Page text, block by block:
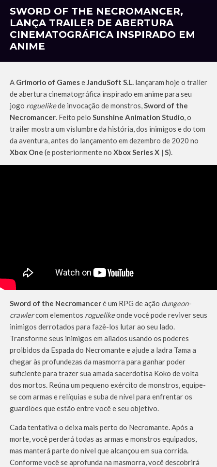
SWORD OF THE NECROMANCER,
LANÇA TRAILER DE ABERTURA
CINEMATOGRÁFICA INSPIRADO EM
ANIME
A Grimorio of GameseJanduSoft S.L. lançaram hoje o trailer
de abertura cinematográfica inspirado em anime para seu
jogo roguelikede invocação de monstros,Sword of the
Necromancer. Feito pelo Sunshine Animation Studio, o
trailer mostra um vislumbre da história, dos inimigos e do tom
da aventura, antes do lançamento em dezembro de 2020 no
Xbox One (e posteriormente no Xbox Series X | S).
Sword of the Necromanceré um RPG de ação dungeon-
crawlercom elementos roguelikeonde você pode reviver seus
inimigos derrotados para fazê-los lutar ao seu lado.
Transforme seus inimigos em aliados usando os poderes
proibidos da Espada do Necromante e ajude a ladra Tama a
chegar às profundezas da masmorra para ganhar poder
suficiente para trazer sua amada sacerdotisa Koko de volta
dos mortos. Reúna um pequeno exército de monstros, equipe-
se com armas e relíquias e suba de nível para enfrentar os
guardiões que estão entre você e seu objetivo.
Cada tentativa o deixa mais perto do Necromante. Após a
morte, você perderá todas as armas e monstros equipados,
mas manterá parte do nível que alcançou em sua corrida.
Conforme você se aprofunda na masmorra, você descobrirá